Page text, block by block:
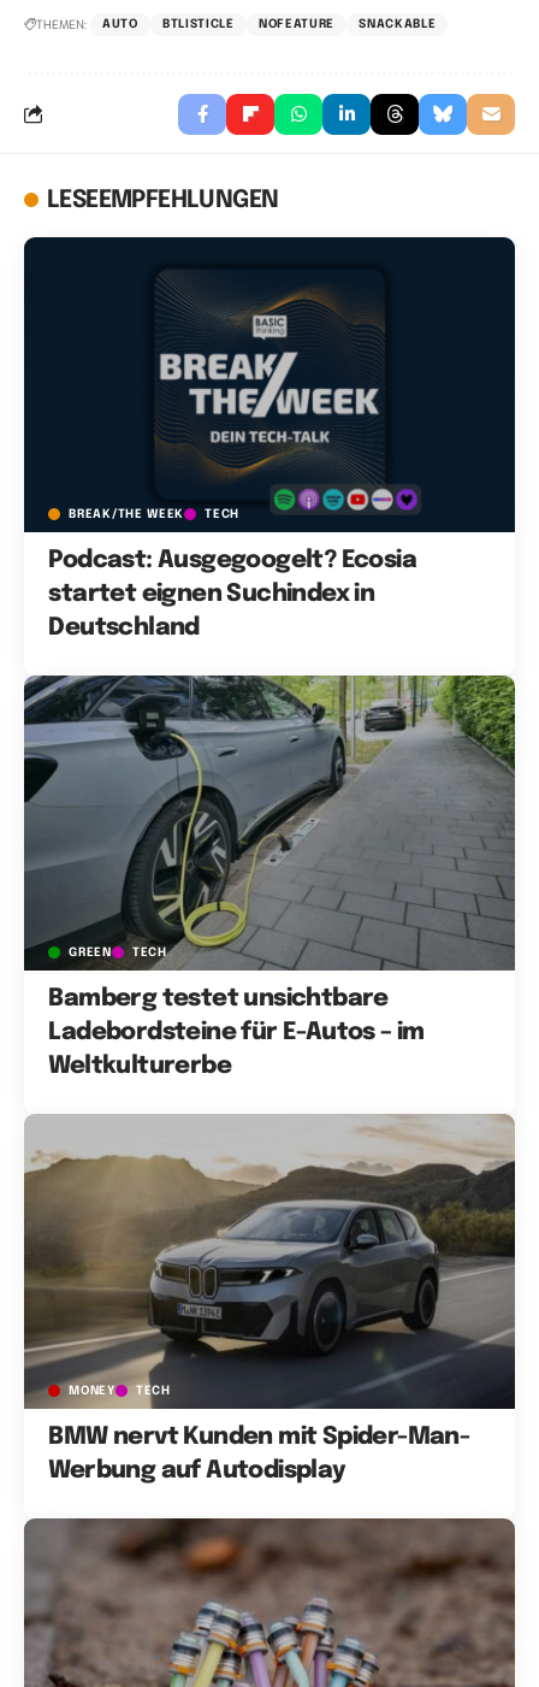
THEMEN: AUTO BTLISTICLE NOFEATURE SNACKABLE
LESEEMPFEHLUNGEN
BREAK/THE WEEK TECH
Podcast: Ausgegoogelt? Ecosia
startet eignen Suchindex in
Deutschland
GREEN TECH
Bamberg testet unsichtbare
Ladebordsteine für E-Autos – im
Weltkulturerbe
MONEY TECH
BMW nervt Kunden mit Spider-Man-
Werbung auf Autodisplay